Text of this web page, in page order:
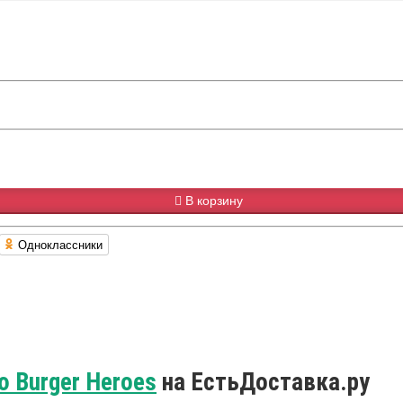
В корзину
Одноклассники
Burger Heroes на ЕстьДоставка.ру